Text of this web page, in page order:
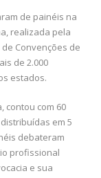
de painéis na
realizada pela
Convenções de
de 2.000
estados.
contou com 60
em 5
debateram
profissional
e sua